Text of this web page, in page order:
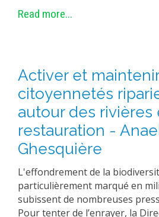
Read more...
Activer et
citoyennetés
autour des rivières
restauration -
Ghesquière
L'effondrement de la
particulièrement marqué en
subissent de nombreuses
Pour tenter de l’enrayer, la